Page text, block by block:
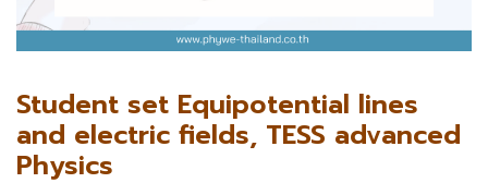
Student set Equipotential lines
and electric fields, TESS advanced
Physics